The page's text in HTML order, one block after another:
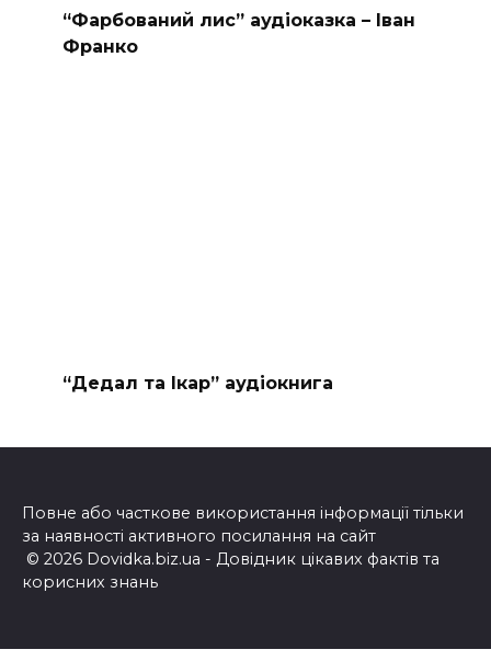
“Фарбований лис” аудіоказка – Іван
Франко
“Дедал та Ікар” аудіокнига
Повне або часткове використання інформації тільки
за наявності активного посилання на сайт
© 2026 Dovidka.biz.ua - Довідник цікавих фактів та
корисних знань